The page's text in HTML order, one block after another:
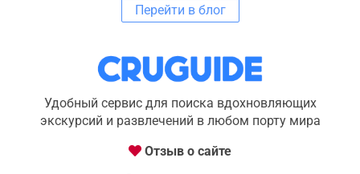
Перейти в блог
Удобный сервис для поиска вдохновляющих
экскурсий и развлечений в любом порту мира
Отзыв о сайте